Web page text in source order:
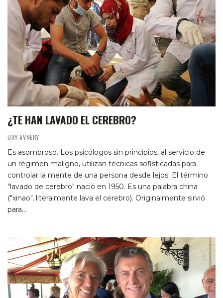
¿TE HAN LAVADO EL CEREBRO?
URY AVNERY
Es asombroso. Los psicólogos sin principios, al servicio de
un régimen maligno, utilizan técnicas sofisticadas para
controlar la mente de una persona desde lejos. El término
"lavado de cerebro" nació en 1950. Es una palabra china
("xinao", literalmente lava el cerebro). Originalmente sirvió
para…